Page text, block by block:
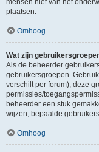
plaatsen.
Omhoog
Wat zijn
Als de beheerder
gebruikersgroepen.
verschilt per forum), deze
permissies/
beheerder een stuk
wijzen, bepaalde
Omhoog